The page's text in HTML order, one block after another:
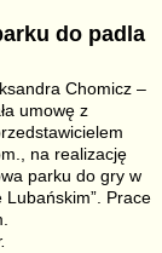
do padla
Chomicz –
umowę z
na realizację
parku do gry w
Prace